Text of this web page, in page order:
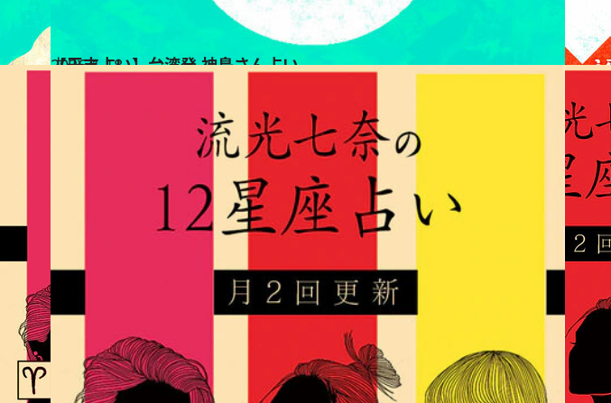
2026.1.18
【干支占い】台湾発 神鳥さん占い
占い